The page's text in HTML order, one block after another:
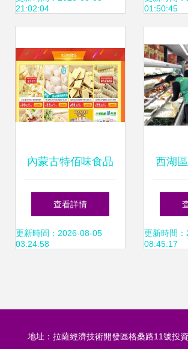
21:02:04
航“兩
及預
01:50:45
內蒙古特佰味食品
與我司攜手合作，
共筑線上銷售新篇
查看詳情
更新時間：2026-08-05
03:24:58
西湖
合執
安全
更新時間
08:45:17
地址：拉薩經濟技術開發區格桑路11號投